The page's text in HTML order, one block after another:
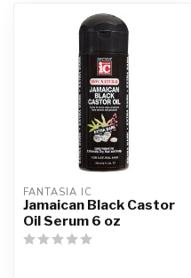
FANTASIA IC
Jamaican Black Castor
Oil Serum 6 oz